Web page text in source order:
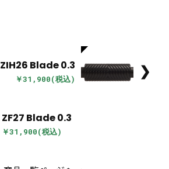
ZIH26 Blade 0.3
￥31,900(税込) ❯
ZF27 Blade 0.3
￥31,900(税込)